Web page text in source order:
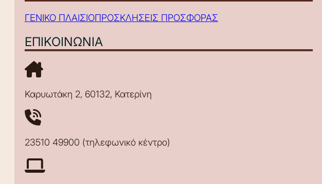
ΓΕΝΙΚΟ ΠΛΑΙΣΙΟΠΡΟΣΚΛΗΣΕΙΣ ΠΡΟΣΦΟΡΑΣ
ΕΠΙΚΟΙΝΩΝΙΑ
Καρυωτάκη 2, 60132, Κατερίνη
23510 49900 (τηλεφωνικό κέντρο)